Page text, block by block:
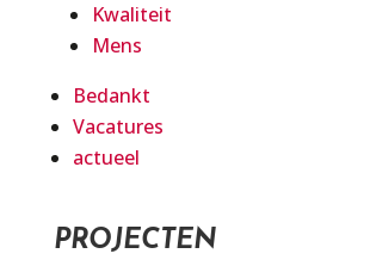
Kwaliteit
Mens
Bedankt
Vacatures
actueel
PROJECTEN